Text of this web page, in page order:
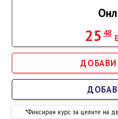
25 48
*Фиксиран курс за целите на